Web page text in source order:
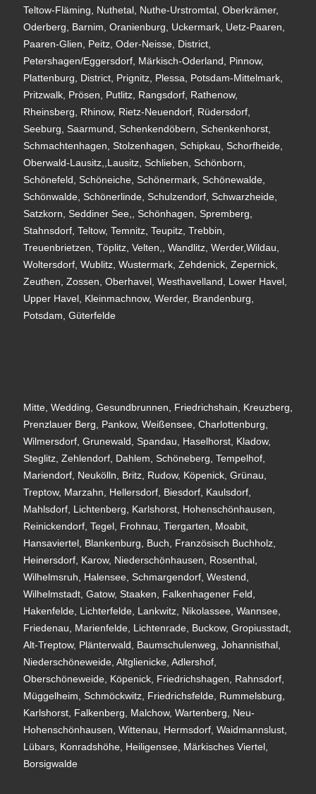
Teltow-Fläming, Nuthetal, Nuthe-Urstromtal, Oberkrämer,
Oderberg, Barnim, Oranienburg, Uckermark, Uetz-Paaren,
Paaren-Glien, Peitz, Oder-Neisse, District,
Petershagen/Eggersdorf, Märkisch-Oderland, Pinnow,
Plattenburg, District, Prignitz, Plessa, Potsdam-Mittelmark,
Pritzwalk, Prösen, Putlitz, Rangsdorf, Rathenow,
Rheinsberg, Rhinow, Rietz-Neuendorf, Rüdersdorf,
Seeburg, Saarmund, Schenkendöbern, Schenkenhorst,
Schmachtenhagen, Stolzenhagen, Schipkau, Schorfheide,
Oberwald-Lausitz,,Lausitz, Schlieben, Schönborn,
Schönefeld, Schöneiche, Schönermark, Schönewalde,
Schönwalde, Schönerlinde, Schulzendorf, Schwarzheide,
Satzkorn, Seddiner See,, Schönhagen, Spremberg,
Stahnsdorf, Teltow, Temnitz, Teupitz, Trebbin,
Treuenbrietzen, Töplitz, Velten,, Wandlitz, Werder,Wildau,
Woltersdorf, Wublitz, Wustermark, Zehdenick, Zepernick,
Zeuthen, Zossen, Oberhavel, Westhavelland, Lower Havel,
Upper Havel, Kleinmachnow, Werder, Brandenburg,
Potsdam, Güterfelde
Mitte, Wedding, Gesundbrunnen, Friedrichshain, Kreuzberg,
Prenzlauer Berg, Pankow, Weißensee, Charlottenburg,
Wilmersdorf, Grunewald, Spandau, Haselhorst, Kladow,
Steglitz, Zehlendorf, Dahlem, Schöneberg, Tempelhof,
Mariendorf, Neukölln, Britz, Rudow, Köpenick, Grünau,
Treptow, Marzahn, Hellersdorf, Biesdorf, Kaulsdorf,
Mahlsdorf, Lichtenberg, Karlshorst, Hohenschönhausen,
Reinickendorf, Tegel, Frohnau, Tiergarten, Moabit,
Hansaviertel, Blankenburg, Buch, Französisch Buchholz,
Heinersdorf, Karow, Niederschönhausen, Rosenthal,
Wilhelmsruh, Halensee, Schmargendorf, Westend,
Wilhelmstadt, Gatow, Staaken, Falkenhagener Feld,
Hakenfelde, Lichterfelde, Lankwitz, Nikolassee, Wannsee,
Friedenau, Marienfelde, Lichtenrade, Buckow, Gropiusstadt,
Alt-Treptow, Plänterwald, Baumschulenweg, Johannisthal,
Niederschöneweide, Altglienicke, Adlershof,
Oberschöneweide, Köpenick, Friedrichshagen, Rahnsdorf,
Müggelheim, Schmöckwitz, Friedrichsfelde, Rummelsburg,
Karlshorst, Falkenberg, Malchow, Wartenberg, Neu-
Hohenschönhausen, Wittenau, Hermsdorf, Waidmannslust,
Lübars, Konradshöhe, Heiligensee, Märkisches Viertel,
Borsigwalde